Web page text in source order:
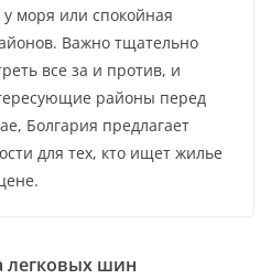
моря или спокойная
Важно тщательно
все за и против, и
районы перед
Болгария предлагает
для тех, кто ищет жилье
легковых шин